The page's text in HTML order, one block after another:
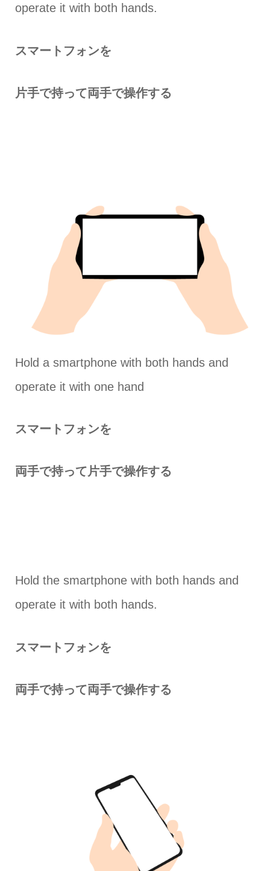
operate it with both hands.
スマートフォンを
片手で持って両手で操作する
Hold a smartphone with both hands and
operate it with one hand
スマートフォンを
両手で持って片手で操作する
Hold the smartphone with both hands and
operate it with both hands.
スマートフォンを
両手で持って両手で操作する